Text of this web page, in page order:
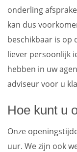
onderling
kan dus
beschikbaar is op
liever persoonlijk
hebben in uw
adviseur voor u
Hoe kunt u
Onze
uur. We zijn ook